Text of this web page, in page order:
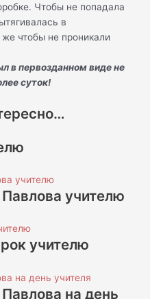
Чтобы не попадала
в
чтобы не проникали
в первозданном виде не
суток!
учителю
учителю
на день